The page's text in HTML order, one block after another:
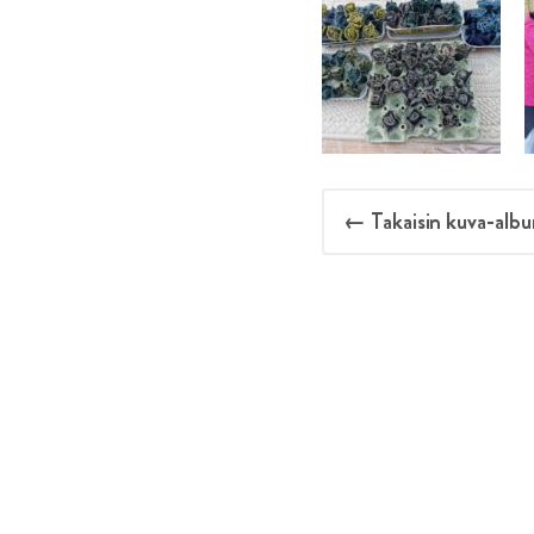
← Takaisin kuva-